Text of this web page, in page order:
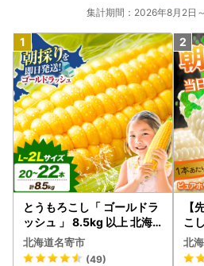
集計期間：2026年8月2日
とうもろこし「 ゴールドラ
ッシュ 」 8.5kg 以上 北海
道 名寄 スイートコーン
北海道名寄市
(49)
【
こ
6kg
発
北